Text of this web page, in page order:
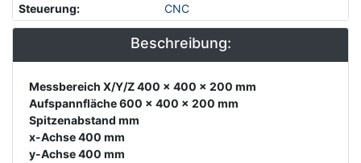
Steuerung: CNC
Beschreibung:
Description
Messbereich X/Y/Z 400 x 400 x 200 mm
Aufspannfläche 600 x 400 x 200 mm
Spitzenabstand mm
x-Achse 400 mm
y-Achse 400 mm